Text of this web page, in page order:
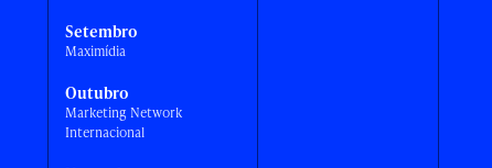
Setembro
Maximídia
Outubro
Marketing Network
Internacional